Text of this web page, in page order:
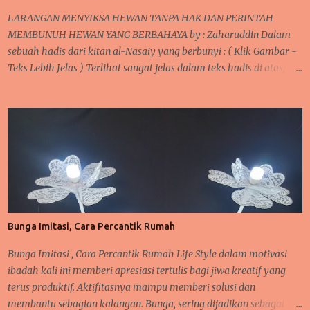
mengajarkan agar memudahkan dalam pemakaian gaya bahasa,
jelas maknanya, dan mendekatkan pemahaman kita sebagai al-
Muta’allimin B . Rumusan Masalah ...
LARANGAN MENYIKSA HEWAN TANPA HAK DAN PERINTAH
MEMBUNUH HEWAN YANG BERBAHAYA by : Zaharuddin Dalam
sebuah hadis dari kitan al-Nasaiy yang berbunyi : ( Klik Gambar -
Teks Lebih Jelas ) Terlihat sangat jelas dalam teks hadis di atas,
jawabannya, sebagaimana dalam kitan faidh al-Qadir mengenai
hadis ini bahwa kata itu dipahami sebagai sebuah hukuman,
siksaan di hari kemudian. Manusia hidup di muka bumi tidak
seorang diri melainkan bersama makhluk ciptaan Allah lainnya
dalam kehidupannya masing-masing. Olehnya itu, semua
makhluk dituntut untuk hidup damai dan saling memberi
manfaat. Manusia dan hewan bisa mempunyai hubungan erat
lay...
Bunga Imitasi, Cara Percantik Rumah
Bunga Imitasi , Cara Percantik Rumah Life Style dalam motivasi
ibadah kali ini memberi apresiasi tertulis bagi jiwa kreatif yang
terus produktif. Aktifitasnya mampu memberi solusi dan
membantu sebagian kalangan. Bunga, sering dijadikan sebagai